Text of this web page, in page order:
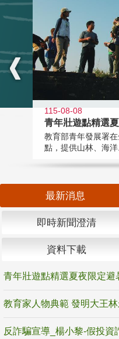
115-08-08
青年壯遊點精選
教育部青年發展署
點，提供山林、海洋
最新消息
即時新聞澄清
資料下載
反詐騙宣導_楊小黎-假投資